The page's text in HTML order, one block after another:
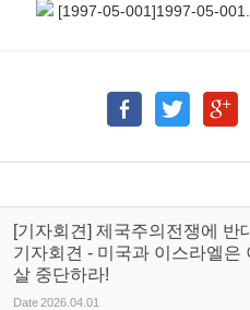
[1997-05-001]1997-05-
[기자회견] 제국주의전쟁에 반
기자회견 - 미국과 이스라엘
살 중단하라!
Date2026.04.01